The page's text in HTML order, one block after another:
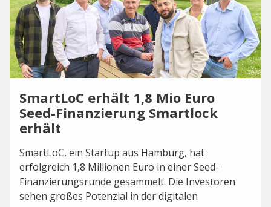
SmartLoC erhält 1,8 Mio Euro
Seed-Finanzierung Smartlock
erhält
SmartLoC, ein Startup aus Hamburg, hat
erfolgreich 1,8 Millionen Euro in einer Seed-
Finanzierungsrunde gesammelt. Die Investoren
sehen großes Potenzial in der digitalen